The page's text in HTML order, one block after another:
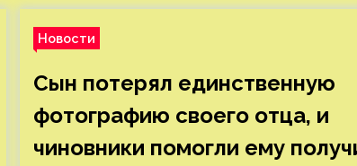
Новости
Сын потерял единственную
фотографию своего отца, и
чиновники помогли ему